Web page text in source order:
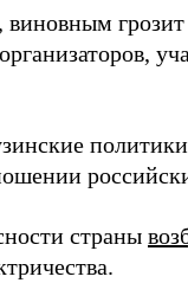
политики
страны